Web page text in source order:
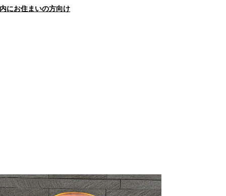
にお住まいの方向け